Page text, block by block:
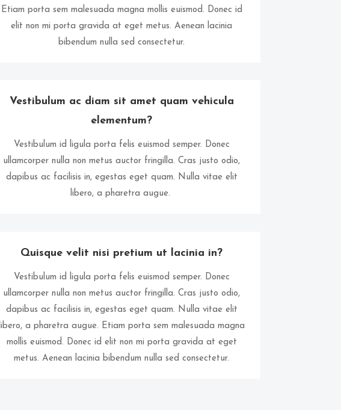
Etiam porta sem malesuada magna mollis euismod. Donec id
elit non mi porta gravida at eget metus. Aenean lacinia
bibendum nulla sed consectetur.
Vestibulum ac diam sit amet quam vehicula
elementum?
Vestibulum id ligula porta felis euismod semper. Donec
ullamcorper nulla non metus auctor fringilla. Cras justo odio,
dapibus ac facilisis in, egestas eget quam. Nulla vitae elit
libero, a pharetra augue.
Quisque velit nisi pretium ut lacinia in?
Vestibulum id ligula porta felis euismod semper. Donec
ullamcorper nulla non metus auctor fringilla. Cras justo odio,
dapibus ac facilisis in, egestas eget quam. Nulla vitae elit
libero, a pharetra augue. Etiam porta sem malesuada magna
mollis euismod. Donec id elit non mi porta gravida at eget
metus. Aenean lacinia bibendum nulla sed consectetur.